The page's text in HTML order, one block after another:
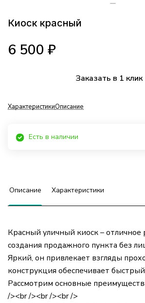
Киоск красный
6 500 ₽
Заказать в 1 клик
ХарактеристикиОписание
Есть в наличии
Описание Характеристики
Красный уличный киоск – отличное
создания продажного пункта без
Яркий, он привлекает взгляды
конструкция обеспечивает
Рассмотрим основные
/><br /><br /><br />